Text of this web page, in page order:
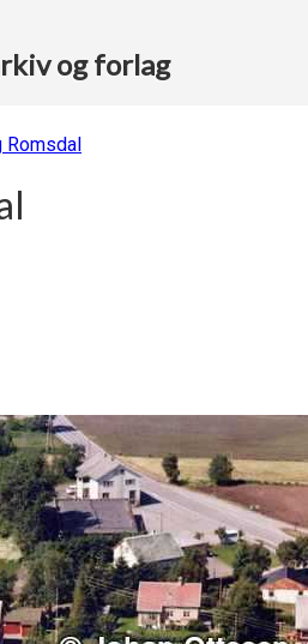
og forlag
Romsdal